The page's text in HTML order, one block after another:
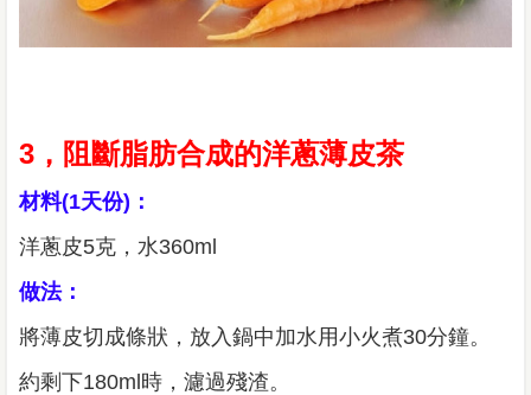
3，阻斷脂肪合成的洋蔥薄皮茶
材料(1天份)：
洋蔥皮5克，水360ml
做法：
將薄皮切成條狀，放入鍋中加水用小火煮30分鐘。
約剩下180ml時，濾過殘渣。